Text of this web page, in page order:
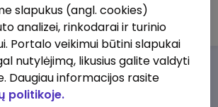
UAB
Apie musPrivalumai
slapukus (angl. cookies)
analizei, rinkodarai ir turinio
Portalo veikimui būtini slapukai
nutylėjimą, likusius galite valdyti
Daugiau informacijos rasite
politikoje.